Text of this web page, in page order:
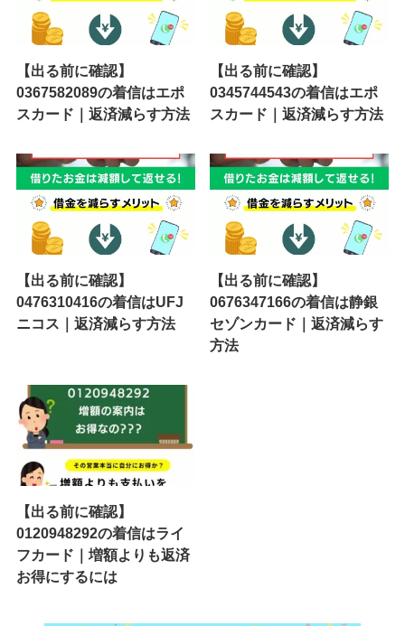
【出る前に確認】
0367582089の着信はエポ
スカード｜返済減らす方法
【出る前に確認】
0345744543の着信はエポ
スカード｜返済減らす方法
【出る前に確認】
0476310416の着信はUFJ
ニコス｜返済減らす方法
【出る前に確認】
0676347166の着信は静銀
セゾンカード｜返済減らす
方法
【出る前に確認】
0120948292の着信はライ
フカード｜増額よりも返済
お得にするには